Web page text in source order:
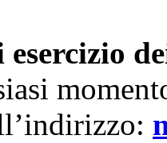
esercizio